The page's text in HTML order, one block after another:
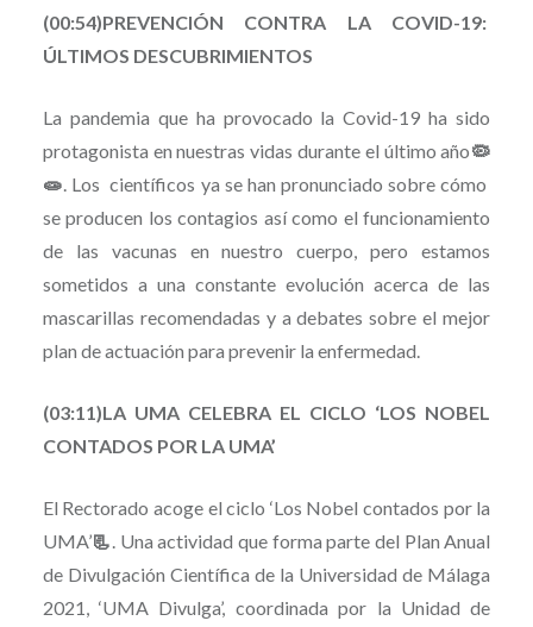
(00:54)PREVENCIÓN CONTRA LA COVID-19:
ÚLTIMOS DESCUBRIMIENTOS
La pandemia que ha provocado la Covid-19 ha sido
protagonista en nuestras vidas durante el último año🦠
🧫. Los científicos ya se han pronunciado sobre cómo
se producen los contagios así como el funcionamiento
de las vacunas en nuestro cuerpo, pero estamos
sometidos a una constante evolución acerca de las
mascarillas recomendadas y a debates sobre el mejor
plan de actuación para prevenir la enfermedad.
(03:11)LA UMA CELEBRA EL CICLO ‘LOS NOBEL
CONTADOS POR LA UMA’
El Rectorado acoge el ciclo ‘Los Nobel contados por la
UMA’📃. Una actividad que forma parte del Plan Anual
de Divulgación Científica de la Universidad de Málaga
2021, ‘UMA Divulga’, coordinada por la Unidad de